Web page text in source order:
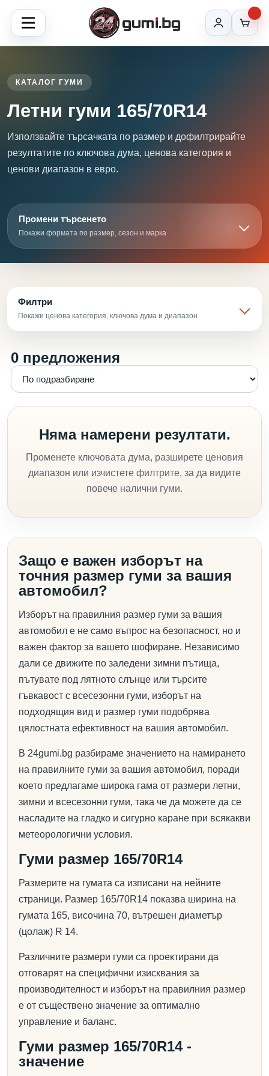
КАТАЛОГ ГУМИ
Летни гуми 165/70R14
Използвайте търсачката по размер и дофилтрирайте
резултатите по ключова дума, ценова категория и
ценови диапазон в евро.
Промени търсенето
Покажи формата по размер, сезон и марка
Филтри
Покажи ценова категория, ключова дума и диапазон
0 предложения
Няма намерени резултати.
Променете ключовата дума, разширете ценовия
диапазон или изчистете филтрите, за да видите
повече налични гуми.
Защо е важен изборът на
точния размер гуми за вашия
автомобил?
Изборът на правилния размер гуми за вашия
автомобил е не само въпрос на безопасност, но и
важен фактор за вашето шофиране. Независимо
дали се движите по заледени зимни пътища,
пътувате под лятното слънце или търсите
гъвкавост с всесезонни гуми, изборът на
подходящия вид и размер гуми подобрява
цялостната ефективност на вашия автомобил.
В 24gumi.bg разбираме значението на намирането
на правилните гуми за вашия автомобил, поради
което предлагаме широка гама от размери летни,
зимни и всесезонни гуми, така че да можете да се
насладите на гладко и сигурно каране при всякакви
метеорологични условия.
Гуми размер 165/70R14
Размерите на гумата са изписани на нейните
страници. Размер 165/70R14 показва ширина на
гумата 165, височина 70, вътрешен диаметър
(цолаж) R 14.
Различните размери гуми са проектирани да
отговарят на специфични изисквания за
производителност и изборът на правилния размер
е от съществено значение за оптимално
управление и баланс.
Гуми размер 165/70R14 -
значение